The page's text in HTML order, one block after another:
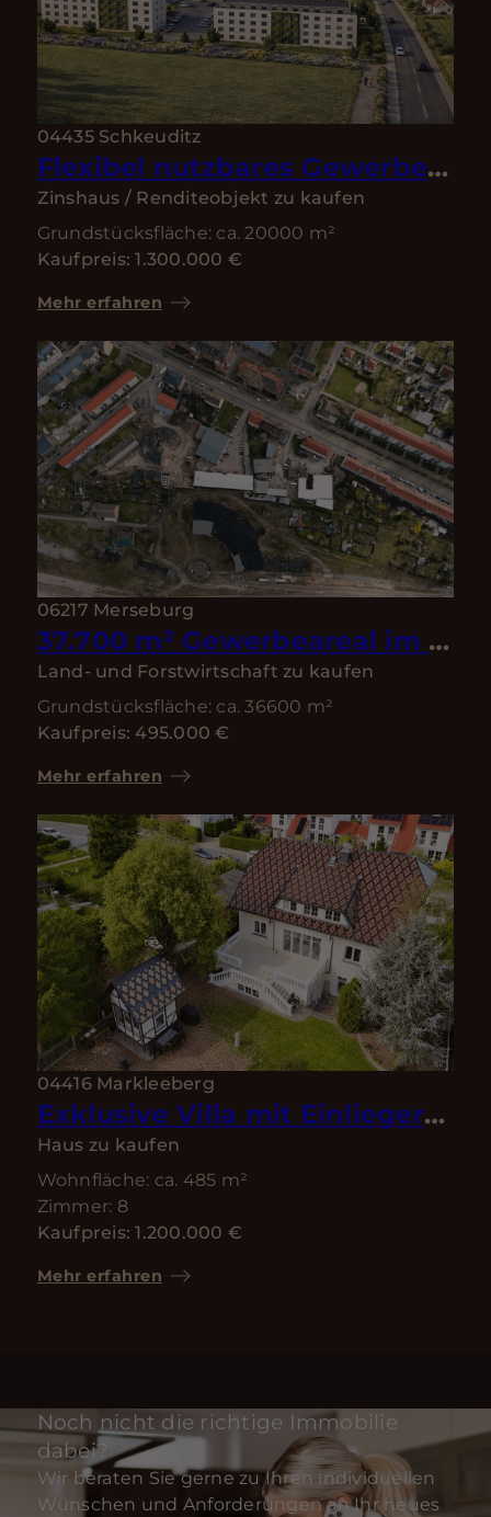
04435 Schkeuditz
Flexibel nutzbares Gewerbegrundstück in Toplage – direkt am Flughafen Leipzig/Halle
Zinshaus / Renditeobjekt zu kaufen
Grundstücksfläche: ca. 20000 m²
Kaufpreis: 1.300.000 €
Mehr erfahren
06217 Merseburg
37.700 m² Gewerbeareal im Raum Halle–Leipzig – Hallen, Wohnen & Entwicklungspotenzial
Land- und Forstwirtschaft zu kaufen
Grundstücksfläche: ca. 36600 m²
Kaufpreis: 495.000 €
Mehr erfahren
04416 Markleeberg
Exklusive Villa mit Einliegerwohnung, Doppelgarage und traumhaftem Garten- Bestlage von Markkleeberg
Haus zu kaufen
Wohnfläche: ca. 485 m²
Zimmer: 8
Kaufpreis: 1.200.000 €
Mehr erfahren
Noch nicht die richtige Immobilie
dabei?
Wir beraten Sie gerne zu Ihren individuellen
Wünschen und Anforderungen an Ihr neues